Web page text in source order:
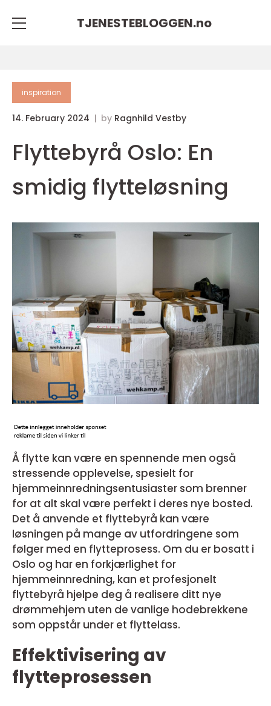
TJENESTEBLOGGEN.no
inspiration
14. February 2024 by Ragnhild Vestby
Flyttebyrå Oslo: En
smidig flytteløsning
Å flytte kan være en spennende men også
stressende opplevelse, spesielt for
hjemmeinnredningsentusiaster som brenner
for at alt skal være perfekt i deres nye bosted.
Det å anvende et flyttebyrå kan være
løsningen på mange av utfordringene som
følger med en flytteprosess. Om du er bosatt i
Oslo og har en forkjærlighet for
hjemmeinnredning, kan et profesjonelt
flyttebyrå hjelpe deg å realisere ditt nye
drømmehjem uten de vanlige hodebrekkene
som oppstår under et flyttelass.
Effektivisering av
flytteprosessen